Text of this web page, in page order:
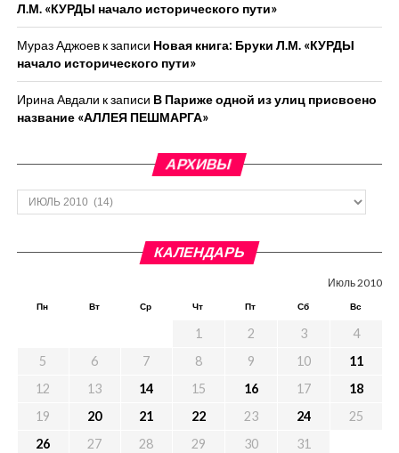
Л.М. «КУРДЫ начало исторического пути»
Мураз Аджоевк записи Новая книга: Бруки Л.М. «КУРДЫ
начало исторического пути»
Ирина Авдали к записи В Париже одной из улиц присвоено
название «АЛЛЕЯ ПЕШМАРГА»
АРХИВЫ
Архивы
КАЛЕНДАРЬ
Июль 2010
Пн Вт Ср Чт Пт Сб Вс
1 2 3
4
5
6 7 8 9 10
11
12
13 14 15 16 17
18
19
20 21 22 23 24
25
26
27 28 29 30
31